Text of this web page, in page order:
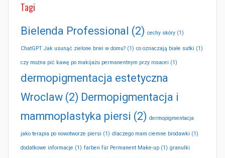
Tagi
Bielenda Professional (2) cechy skóry (1)
ChatGPT Jak usunąć zielone brwi w domu? (1) co oznaczają białe sutki (1)
czy można pić kawę po makijażu permanentnym przy rosacei (1)
dermopigmentacja estetyczna
Wroclaw (2) Dermopigmentacja i
mammoplastyka piersi (2) dermopigmentacja
jako terapia po nowotworze piersi (1) dlaczego mam ciemne brodawki (1)
dodatkowe informacje (1) farben für Permanent Make-up (1) granulki